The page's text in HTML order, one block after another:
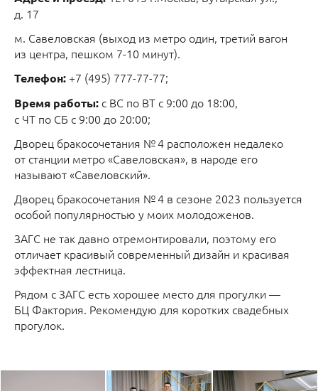
д. 17
м. Савеловская (выход из метро один, третий вагон
из центра, пешком 7-10 минут).
Телефон:+7 (495) 777-77-77;
Время работы: с ВС по ВТ с 9:00 до 18:00,
с ЧТ по СБ с 9:00 до 20:00;
Дворец бракосочетания № 4 расположен недалеко
от станции метро «Савеловская», в народе его
называют «Савеловский».
Дворец бракосочетания № 4 в сезоне 2023 пользуется
особой популярностью у моих молодоженов.
ЗАГС не так давно отремонтировали, поэтому его
отличает красивый современный дизайн и красивая
эффектная лестница.
Рядом с ЗАГС есть хорошее место для прогулки —
БЦ Фактория. Рекомендую для коротких свадебных
прогулок.